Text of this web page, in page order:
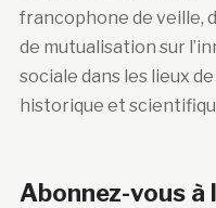
francophone de veille,
de mutualisation sur
sociale dans les lieux
historique et
Abonnez-vous